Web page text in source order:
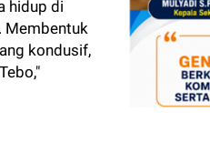
hidup di
Membentuk
kondusif,